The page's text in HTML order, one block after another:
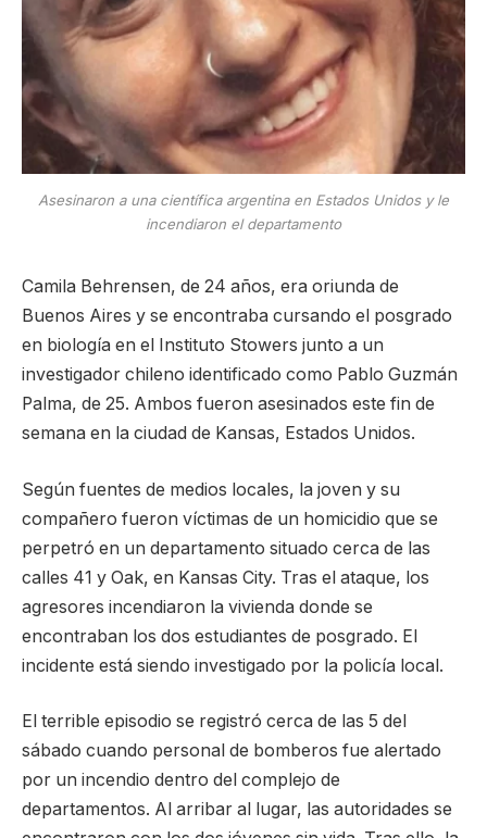
Asesinaron a una científica argentina en Estados Unidos y le
incendiaron el departamento
Camila Behrensen, de 24 años, era oriunda de
Buenos Aires y se encontraba cursando el posgrado
en biología en el Instituto Stowers junto a un
investigador chileno identificado como Pablo Guzmán
Palma, de 25. Ambos fueron asesinados este fin de
semana en la ciudad de Kansas, Estados Unidos.
Según fuentes de medios locales, la joven y su
compañero fueron víctimas de un homicidio que se
perpetró en un departamento situado cerca de las
calles 41 y Oak, en Kansas City. Tras el ataque, los
agresores incendiaron la vivienda donde se
encontraban los dos estudiantes de posgrado. El
incidente está siendo investigado por la policía local.
El terrible episodio se registró cerca de las 5 del
sábado cuando personal de bomberos fue alertado
por un incendio dentro del complejo de
departamentos. Al arribar al lugar, las autoridades se